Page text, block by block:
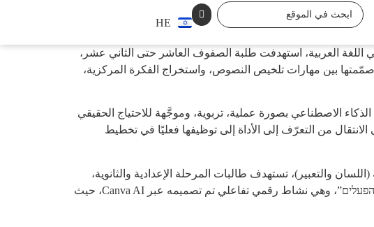
HE
العربية، استهدفت طلبة الصفوف العاشر حتى الثاني عشر،
بين مهارات تلخيص النصوص، واستخراج الفكرة المركزية،
الاصطناعي بصورة عملية، تربوية، وموجَّهة للاحتياج الحقيقي
من التعرّف إلى الأداة إلى توظيفها فعليًا في تخطيط
والتعبير)، تستهدف طالبات المرحلة الإعدادية والثانوية،
وتهدف إلى تطوير مهارات اللغة بشكل متكامل من خلال أنشطة متنوعة وممتعة. تأتي الأداة الأولى بعنوان “בלש הפעלים”، وهي نشاط رقمي تفاعلي تم تصميمه عبر Canva AI، حيث